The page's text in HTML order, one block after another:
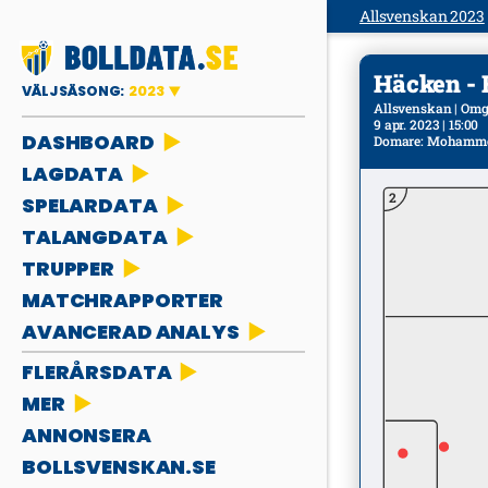
VÄLJ SÄSONG: 2023
DASHBOARD
LAGDATA
SPELARDATA
TALANGDATA
TRUPPER
MATCHRAPPORTER
AVANCERAD ANALYS
FLERÅRSDATA
MER
ANNONSERA
BOLLSVENSKAN.SE
Allsvenskan 2023
Häcken -
Allsvenskan |
9 apr. 2023 | 15:00
Domare:
2